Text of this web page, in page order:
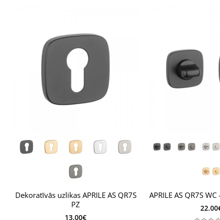
Piemērots durvīm līdz
44 mm
Biezākām durvīm iespējams pielāgots montāžas
Ražotāja garantija — 24 mēneši.
Dekoratīvās uzlikas APRILE AS QR7S
PZ
13.00€
APRILE AS QR7S